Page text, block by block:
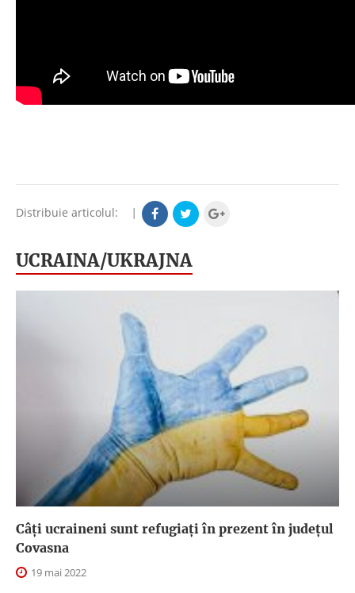
Distribuie articolul: |
UCRAINA/UKRAJNA
Câți ucraineni sunt refugiați în prezent în județul
Covasna
19 mai 2022